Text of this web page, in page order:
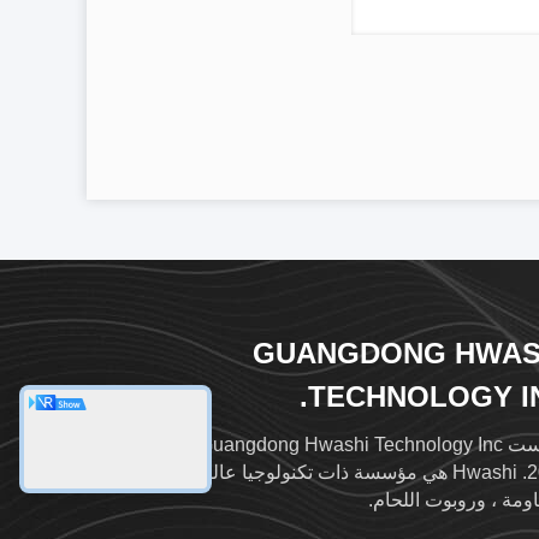
GUANGDONG
TECHNOLOGY
2001. Hwashi هي مؤسسة ذات تكنولوجيا عالية لآلة لحام
، وروبوت اللحام.